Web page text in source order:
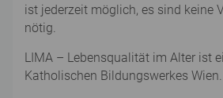
ist jederzeit möglich, es sind keine
nötig.
LIMA – Lebensqualität im Alter ist
Katholischen Bildungswerkes Wien.